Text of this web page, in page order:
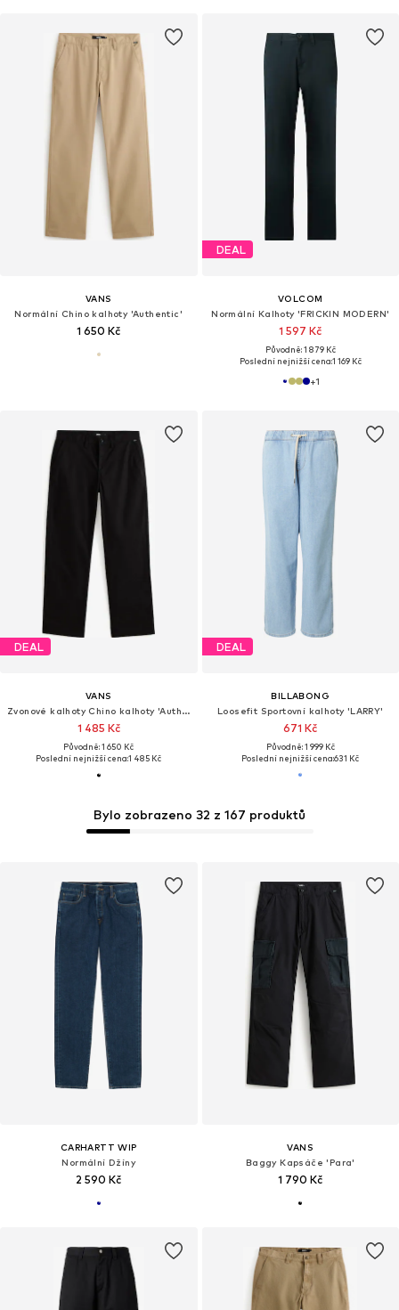
VANS
Normální Chino kalhoty 'Authentic'
1 650 Kč
DEAL
VOLCOM
Normální Kalhoty 'FRICKIN MODERN'
1 597 Kč
Původně: 1 879 Kč
Poslední nejnižší cena:1 169 Kč
+1
DEAL
VANS
Zvonové kalhoty Chino kalhoty 'Authentic'
1 485 Kč
Původně: 1 650 Kč
Poslední nejnižší cena:1 485 Kč
DEAL
BILLABONG
Loosefit Sportovní kalhoty 'LARRY'
671 Kč
Původně: 1 999 Kč
Poslední nejnižší cena:631 Kč
CARHARTT WIP
Normální Džíny
2 590 Kč
VANS
Baggy Kapsáče 'Para'
1 790 Kč
Bylo zobrazeno 32 z 167 produktů